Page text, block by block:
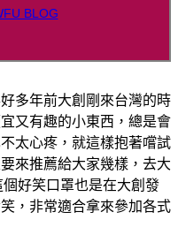
BLOG
多年前大創剛來台灣的時
又有趣的小東西，總是會
太心疼，就這樣抱著嚐試
來推薦給大家幾樣，去大
好笑口罩也是在大創發
，非常適合拿來參加各式